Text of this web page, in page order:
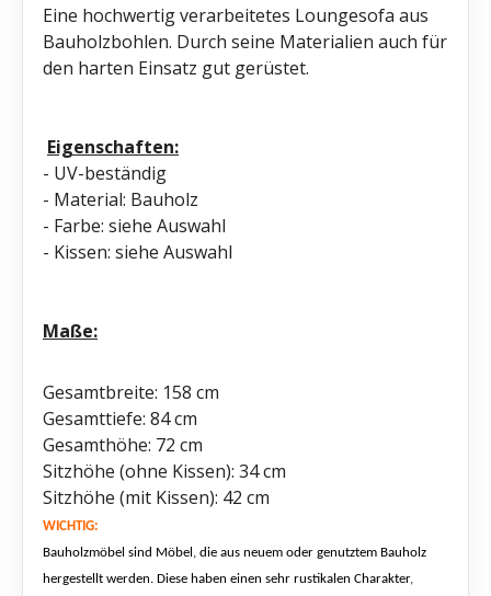
Eine hochwertig verarbeitetes Loungesofa aus
Bauholzbohlen. Durch seine Materialien auch für
den harten Einsatz gut gerüstet.
Eigenschaften:
- UV-beständig
- Material: Bauholz
- Farbe: siehe Auswahl
- Kissen: siehe Auswahl
Maße:
Gesamtbreite: 158 cm
Gesamttiefe: 84 cm
Gesamthöhe: 72 cm
Sitzhöhe (ohne Kissen): 34 cm
Sitzhöhe (mit Kissen): 42 cm
WICHTIG:
Bauholzmöbel sind Möbel , die aus neuem oder genutztem Bauholz
hergestellt werden. Diese haben einen sehr rustikalen Charakter,